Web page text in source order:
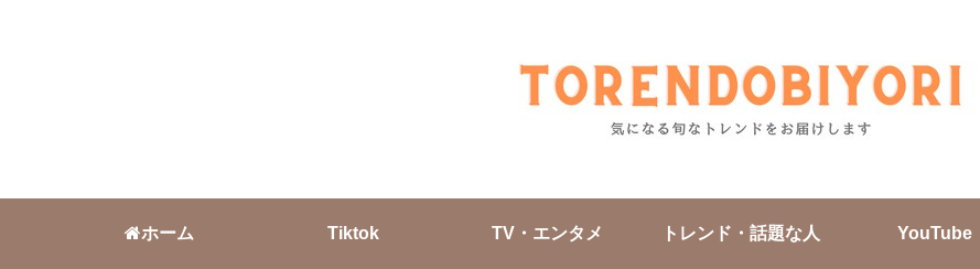
ホーム Tiktok TV・エンタメ トレンド・話題な人 YouTube